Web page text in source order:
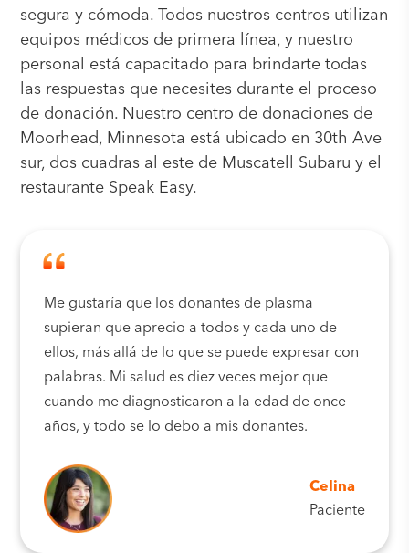
segura y cómoda. Todos nuestros centros utilizan
equipos médicos de primera línea, y nuestro
personal está capacitado para brindarte todas
las respuestas que necesites durante el proceso
de donación. Nuestro centro de donaciones de
Moorhead, Minnesota está ubicado en 30th Ave
sur, dos cuadras al este de Muscatell Subaru y el
restaurante Speak Easy.
Me gustaría que los donantes de plasma
supieran que aprecio a todos y cada uno de
ellos, más allá de lo que se puede expresar con
palabras. Mi salud es diez veces mejor que
cuando me diagnosticaron a la edad de once
años, y todo se lo debo a mis donantes.
Celina
Paciente